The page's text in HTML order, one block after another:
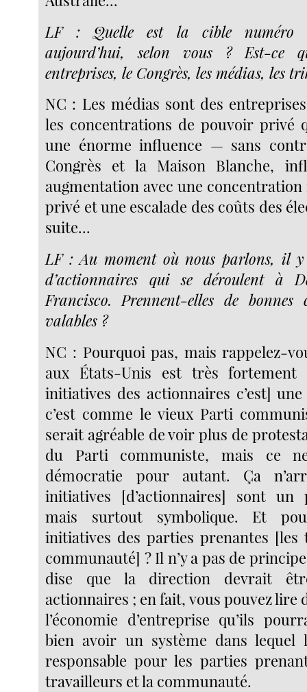
LF : Quelle est la cible numéro
aujourd’hui, selon vous ?
Est-ce
entreprises, le Congrès, les médias, les
NC : Les médias sont des
les concentrations de pouvoir privé
une énorme influence — sans
Congrès et la Maison Blanche,
augmentation avec une
privé et une escalade des coûts des
suite...
LF : Au moment où nous parlons, il
d’actionnaires qui se déroulent à
Francisco. Prennent-elles de bonnes
valables ?
NC : Pourquoi pas, mais rappelez-
aux États-Unis est très fortement
initiatives des actionnaires c’est]
c’est comme le vieux Parti
serait agréable de voir plus de
du Parti communiste, mais ce
démocratie pour autant. Ça
initiatives [d’actionnaires] sont un
mais surtout symbolique. Et
initiatives des parties prenantes
communauté] ? Il n’y a pas de
dise que la direction devrait
actionnaires ; en fait, vous pouvez lire
l’économie d’entreprise qu’ils
bien avoir un système dans
responsable pour les parties
travailleurs et la communauté.